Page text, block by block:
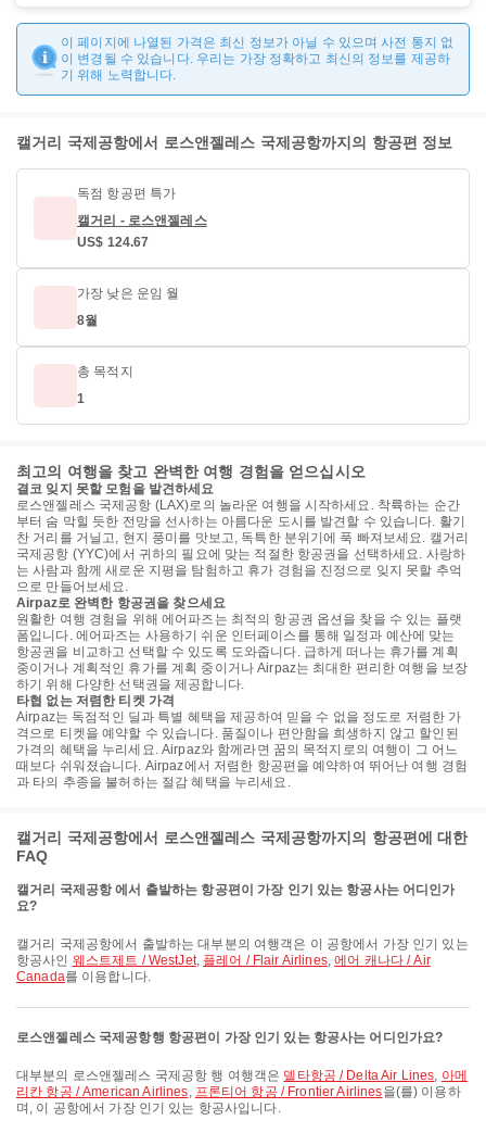
이 페이지에 나열된 가격은 최신 정보가 아닐 수 있으며 사전 통지 없
이 변경될 수 있습니다. 우리는 가장 정확하고 최신의 정보를 제공하
기 위해 노력합니다.
캘거리 국제공항에서 로스앤젤레스 국제공항까지의 항공편 정보
독점 항공편 특가
캘거리 - 로스앤젤레스
US$ 124.67
가장 낮은 운임 월
8월
총 목적지
1
최고의 여행을 찾고 완벽한 여행 경험을 얻으십시오
결코 잊지 못할 모험을 발견하세요
로스앤젤레스 국제공항 (LAX)로의 놀라운 여행을 시작하세요. 착륙하는 순간
부터 숨 막힐 듯한 전망을 선사하는 아름다운 도시를 발견할 수 있습니다. 활기
찬 거리를 거닐고, 현지 풍미를 맛보고, 독특한 분위기에 푹 빠져보세요. 캘거리
국제공항 (YYC)에서 귀하의 필요에 맞는 적절한 항공권을 선택하세요. 사랑하
는 사람과 함께 새로운 지평을 탐험하고 휴가 경험을 진정으로 잊지 못할 추억
으로 만들어보세요.
Airpaz로 완벽한 항공권을 찾으세요
원활한 여행 경험을 위해 에어파즈는 최적의 항공권 옵션을 찾을 수 있는 플랫
폼입니다. 에어파즈는 사용하기 쉬운 인터페이스를 통해 일정과 예산에 맞는
항공권을 비교하고 선택할 수 있도록 도와줍니다. 급하게 떠나는 휴가를 계획
중이거나 계획적인 휴가를 계획 중이거나 Airpaz는 최대한 편리한 여행을 보장
하기 위해 다양한 선택권을 제공합니다.
타협 없는 저렴한 티켓 가격
Airpaz는 독점적인 딜과 특별 혜택을 제공하여 믿을 수 없을 정도로 저렴한 가
격으로 티켓을 예약할 수 있습니다. 품질이나 편안함을 희생하지 않고 할인된
가격의 혜택을 누리세요. Airpaz와 함께라면 꿈의 목적지로의 여행이 그 어느
때보다 쉬워졌습니다. Airpaz에서 저렴한 항공편을 예약하여 뛰어난 여행 경험
과 타의 추종을 불허하는 절감 혜택을 누리세요.
캘거리 국제공항에서 로스앤젤레스 국제공항까지의 항공편에 대한
FAQ
캘거리 국제공항 에서 출발하는 항공편이 가장 인기 있는 항공사는 어디인가
요?
캘거리 국제공항에서 출발하는 대부분의 여행객은 이 공항에서 가장 인기 있는
항공사인 웨스트제트 / WestJet, 플레어 / Flair Airlines,에어 캐나다 / Air
Canada를 이용합니다.
로스앤젤레스 국제공항행 항공편이 가장 인기 있는 항공사는 어디인가요?
대부분의 로스앤젤레스 국제공항 행 여행객은 델타항공 / Delta Air Lines, 아메
리칸 항공 / American Airlines, 프론티어 항공 / Frontier Airlines을(를) 이용하
며, 이 공항에서 가장 인기 있는 항공사입니다.